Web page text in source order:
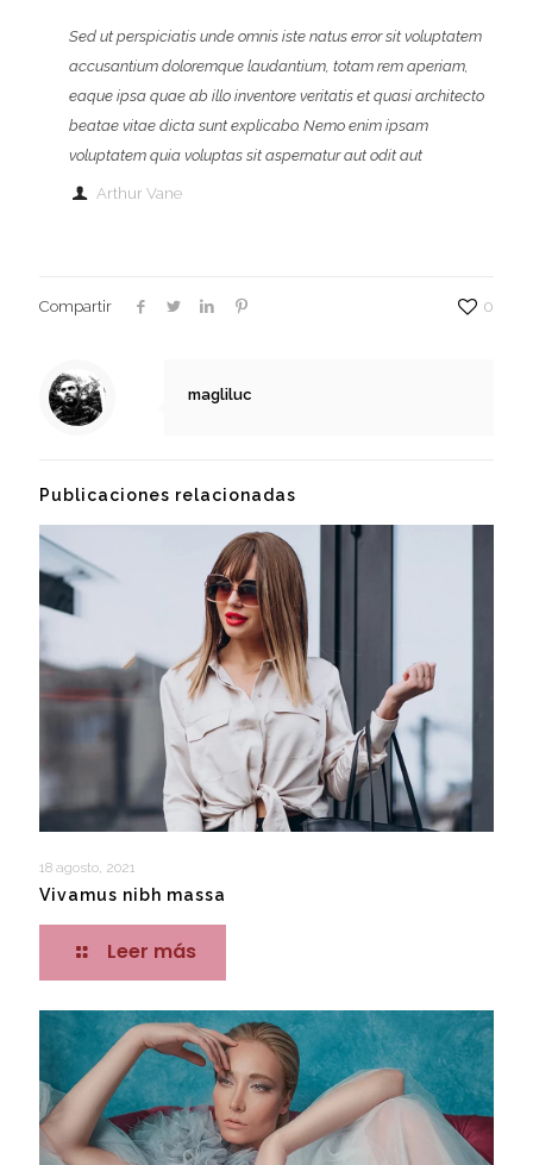
Sed ut perspiciatis unde omnis iste natus error sit voluptatem
accusantium doloremque laudantium, totam rem aperiam,
eaque ipsa quae ab illo inventore veritatis et quasi architecto
beatae vitae dicta sunt explicabo. Nemo enim ipsam
voluptatem quia voluptas sit aspernatur aut odit aut
Arthur Vane
Compartir 0
magliluc
Publicaciones relacionadas
18 agosto, 2021
Vivamus nibh massa
Leer más